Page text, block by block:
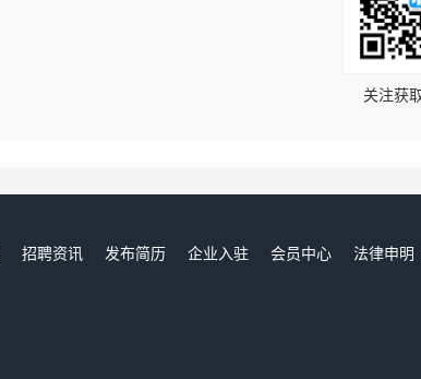
关注获
招聘资讯 发布简历 企业入驻 会员中心
法律申明